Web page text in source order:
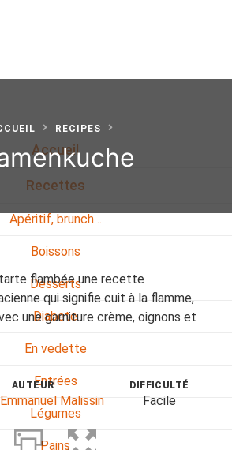
Accueil
Recettes
Apéritif, brunch…
Boissons
Desserts
Diabete
En vedette
Entrées
Légumes
Pains
RECIPES
flambée une recette
qui signifie cuit à la flamme,
une garniture crème, oignons et
AUTEUR
Malissin
DIFFICULTÉ
Facile